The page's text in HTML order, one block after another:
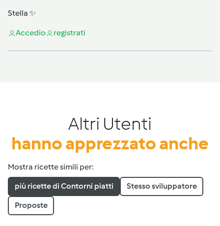
Stella ✨
Accedio registrati
Altri Utenti
hanno apprezzato anche
Mostra ricette simili per:
più ricette di Contorni piatti Stesso sviluppatore
Proposte